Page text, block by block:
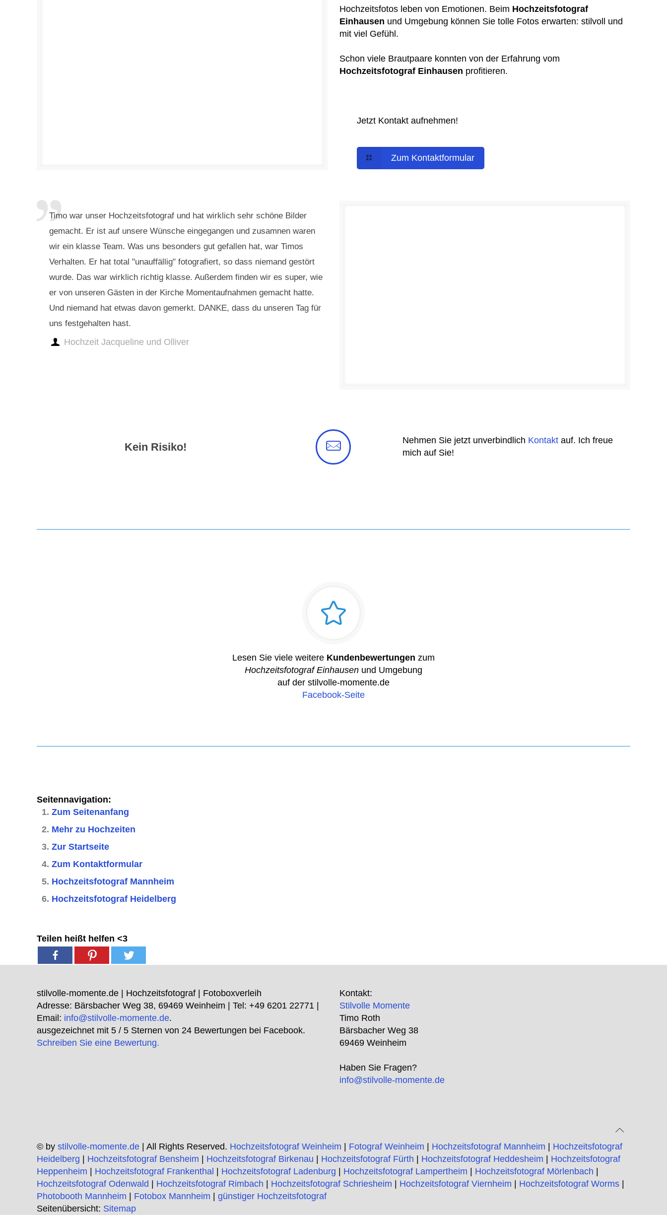
Hochzeitsfotos leben von Emotionen. Beim Hochzeitsfotograf
Einhausen und Umgebung können Sie tolle Fotos erwarten: stilvoll und
mit viel Gefühl.
Schon viele Brautpaare konnten von der Erfahrung vom
Hochzeitsfotograf Einhausen profitieren.
Jetzt Kontakt aufnehmen!
Zum Kontaktformular
Timo war unser Hochzeitsfotograf und hat wirklich sehr schöne Bilder
gemacht. Er ist auf unsere Wünsche eingegangen und zusamnen waren
wir ein klasse Team. Was uns besonders gut gefallen hat, war Timos
Verhalten. Er hat total "unauffällig" fotografiert, so dass niemand gestört
wurde. Das war wirklich richtig klasse. Außerdem finden wir es super, wie
er von unseren Gästen in der Kirche Momentaufnahmen gemacht hatte.
Und niemand hat etwas davon gemerkt. DANKE, dass du unseren Tag für
uns festgehalten hast.
Hochzeit Jacqueline und Olliver
Kein Risiko!
Nehmen Sie jetzt unverbindlich Kontakt auf. Ich freue
mich auf Sie!
Lesen Sie viele weitere Kundenbewertungen zum
Hochzeitsfotograf Einhausenund Umgebung
auf der stilvolle-momente.de
Facebook-Seite
Seitennavigation:
Zum Seitenanfang
Mehr zu Hochzeiten
Zur Startseite
Zum Kontaktformular
Hochzeitsfotograf Mannheim
Hochzeitsfotograf Heidelberg
Teilen heißt helfen <3
stilvolle-momente.de | Hochzeitsfotograf | Fotoboxverleih
Adresse: Bärsbacher Weg 38, 69469 Weinheim | Tel:+49 6201 22771 |
Email: info@stilvolle-momente.de.
ausgezeichnet mit5 / 5 Sternen von 24 Bewertungen bei Facebook.
Schreiben Sie eine Bewertung.
Kontakt:
Stilvolle Momente
Timo Roth
Bärsbacher Weg 38
69469 Weinheim
Haben Sie Fragen?
info@stilvolle-momente.de
© bystilvolle-momente.de | All Rights Reserved. Hochzeitsfotograf Weinheim | Fotograf Weinheim | Hochzeitsfotograf Mannheim | Hochzeitsfotograf
Heidelberg | Hochzeitsfotograf Bensheim | Hochzeitsfotograf Birkenau | Hochzeitsfotograf Fürth | Hochzeitsfotograf Heddesheim | Hochzeitsfotograf
Heppenheim | Hochzeitsfotograf Frankenthal | Hochzeitsfotograf Ladenburg | Hochzeitsfotograf Lampertheim | Hochzeitsfotograf Mörlenbach |
Hochzeitsfotograf Odenwald | Hochzeitsfotograf Rimbach | Hochzeitsfotograf Schriesheim | Hochzeitsfotograf Viernheim | Hochzeitsfotograf Worms |
Photobooth Mannheim | Fotobox Mannheim |günstiger Hochzeitsfotograf
Seitenübersicht: Sitemap